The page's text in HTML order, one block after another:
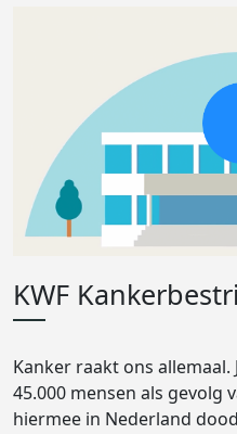
KWF
Kanker raakt ons
45.000 mensen als gevolg
hiermee in Nederland